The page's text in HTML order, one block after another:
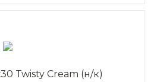
Twisty Cream (н/к)